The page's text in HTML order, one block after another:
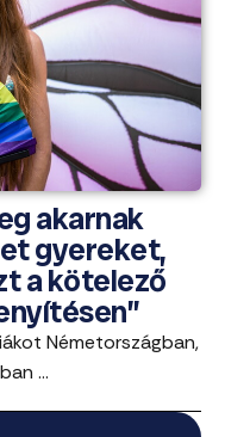
akarnak
gyereket,
a kötelező
Németországban,
...